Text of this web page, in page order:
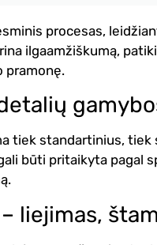
procesas,
ilgaamžiškumą,
pramonę.
tiek standartinius,
būti pritaikyta pagal
liejimas,